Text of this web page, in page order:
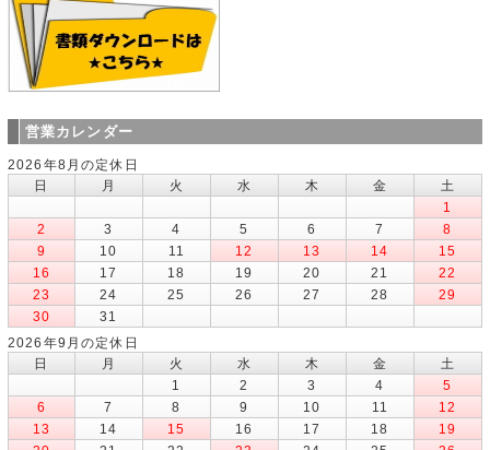
営業カレンダー
2026年8月の定休日
日
月 火 水 木 金
土
1
2
3 4 5 6 7
8
9
10 11 12 13 14
15
16
17 18 19 20 21
22
23
24 25 26 27 28
29
30
31
2026年9月の定休日
日
月 火 水 木 金
土
1
2 3 4
5
6
7 8 9 10 11
12
13
14 15 16 17 18
19